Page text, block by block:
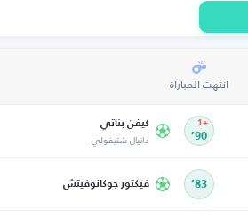
انتهت المباراة
90’
+1 كيفن بناتي
دانيال شتيفولي
83’ فيكتور جوكانوفيتش